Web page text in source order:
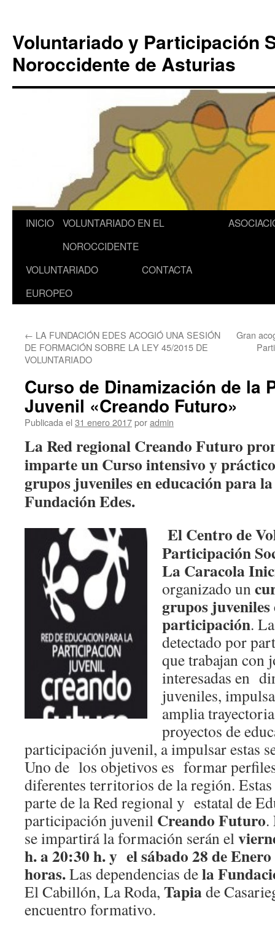
contenido
Voluntariado y Participación
Noroccidente de Asturias
INICIO
VOLUNTARIADO EN EL
NOROCCIDENTE
VOLUNTARIADO
EUROPEO
CONTACTA
← LA FUNDACIÓN EDES ACOGIÓ UNA SESIÓN
DE FORMACIÓN SOBRE LA LEY 45/2015 DE
VOLUNTARIADO
Gran
Curso de Dinamización de la
Juvenil «Creando Futuro»
Publicada el 31 enero 2017poradmin
La Red regional Creando Futuro
imparte un Curso intensivo y
grupos juveniles en educación para
Fundación Edes.
El Centro de
Participación
La Caracola
organizado un
grupos
participación.
detectado por
que trabajan con
interesadas en
juveniles,
amplia
proyectos de
participación juvenil, a impulsar estas
Uno de los objetivos es formar
diferentes territorios de la región.
parte de la Red regional y estatal de
participación juvenil Creando Futuro.
se impartirá la formación serán el
h. a 20:30 h. y el sábado 28 de
horas.Las dependencias dela
El Cabillón, La Roda, Tapiade
encuentro formativo.